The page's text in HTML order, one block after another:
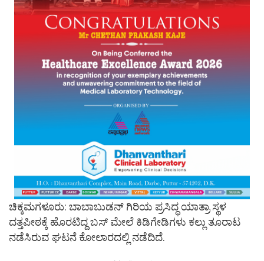
ಚಿಕ್ಕಮಗಳೂರು: ಬಾಬಾಬುಡನ್​ ಗಿರಿಯ ಪ್ರಸಿದ್ಧ ಯಾತ್ರಾ ಸ್ಥಳ
ದತ್ತಪೀಠಕ್ಕೆ ಹೊರಟಿದ್ದ ಬಸ್ ಮೇಲೆ ಕಿಡಿಗೇಡಿಗಳು ಕಲ್ಲು ತೂರಾಟ
ನಡೆಸಿರುವ ಘಟನೆ ಕೋಲಾರದಲ್ಲಿ ನಡೆದಿದೆ.